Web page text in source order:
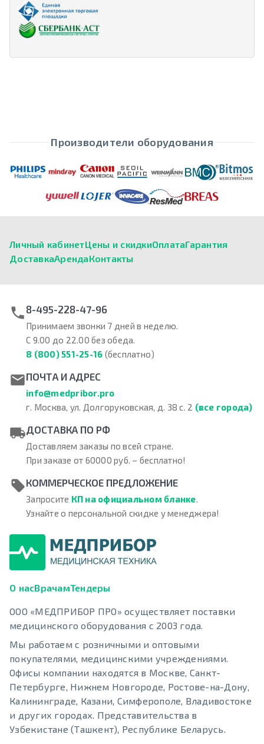
Производители оборудования
Личный кабинетЦены и скидкиОплатаГарантия
ДоставкаАрендаКонтакты
8-495-228-47-96
Принимаем звонки 7 дней в неделю.
С 9.00 до 22.00 без обеда.
8 (800) 551-25-16 (бесплатно)
ПОЧТА И АДРЕС
info@medpribor.pro
г. Москва, ул. Долгоруковская, д. 38 с. 2 (все города)
ДОСТАВКА ПО РФ
Доставляем заказы по всей стране.
При заказе от 60000 руб. – бесплатно!
КОММЕРЧЕСКОЕ ПРЕДЛОЖЕНИЕ
Запросите КП на официальном бланке.
Узнайте о персональной скидке у менеджера!
О насВрачамТендеры
ООО «МЕДПРИБОР ПРО» осуществляет поставки
медицинского оборудования с 2003 года.
Мы работаем с розничными и оптовыми
покупателями, медицинскими учреждениями.
Офисы компании находятся в Москве, Санкт-
Петербурге, Нижнем Новгороде, Ростове-на-Дону,
Калининграде, Казани, Симферополе, Владивостоке
и других городах. Представительства в
Узбекистане (Ташкент), Республике Беларусь.